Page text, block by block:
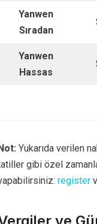
Yanwen
Sıradan
Yanwen
Hassas
Yukarıda verilen
gibi özel
register